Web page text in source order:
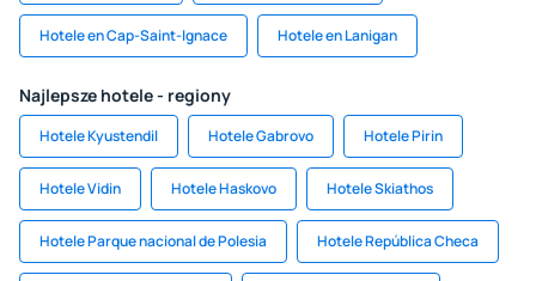
Hotele en Cap-Saint-Ignace Hotele en Lanigan
Najlepsze hotele - regiony
Hotele Kyustendil Hotele Gabrovo Hotele Pirin
Hotele Vidin Hotele Haskovo Hotele Skiathos
Hotele Parque nacional de Polesia Hotele República Checa